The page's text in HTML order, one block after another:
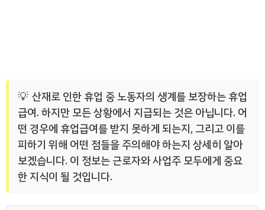
산재로 인한 휴업 중 노동자의 생계를 보장하는 휴업
급여. 하지만 모든 상황에서 지급되는 것은 아닙니다. 어
떤 경우에 휴업급여를 받지 못하게 되는지, 그리고 이를
피하기 위해 어떤 점들을 주의해야 하는지 상세히 알아
보겠습니다. 이 정보는 근로자와 사업주 모두에게 중요
한 지식이 될 것입니다.